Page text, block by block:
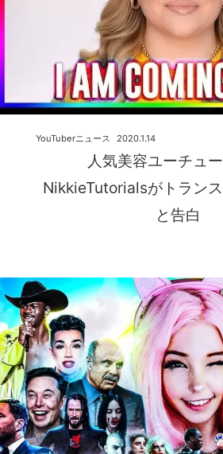
人気美容ユーチュ
NikkieTutorialsがトラン
と告白
2020.1.14
YouTuberニュース